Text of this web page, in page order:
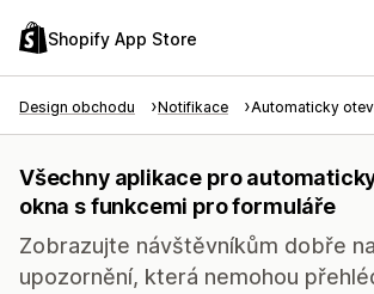
Shopify App Store
Design obchodu Notifikace Automaticky
Všechny aplikace pro
okna s funkcemi pro formuláře
Zobrazujte návštěvníkům dobře
upozornění, která nemohou